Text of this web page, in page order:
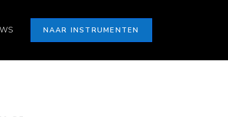
NAAR INSTRUMENTEN